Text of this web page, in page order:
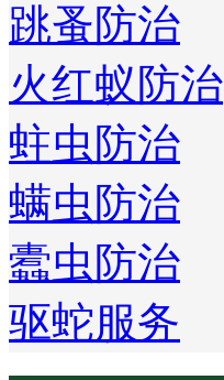
跳蚤防治
火红蚁防治
蛀虫防治
螨虫防治
蠹虫防治
驱蛇服务